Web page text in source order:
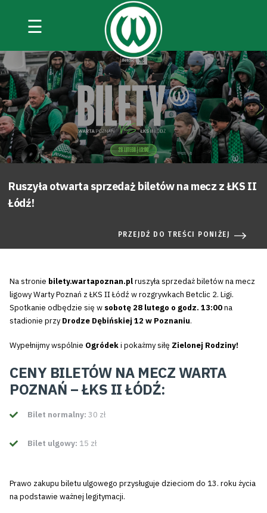
☰
Ruszyła otwarta sprzedaż biletów na mecz z ŁKS II
Łódź!
PRZEJDŹ DO TREŚCI PONIŻEJ
Na stronie bilety.wartapoznan.plruszyła sprzedaż biletów na mecz
ligowy Warty Poznań z ŁKS II Łódźw rozgrywkach Betclic 2. Ligi.
Spotkanie odbędzie się w sobotę 28 lutego o godz. 13:00na
stadionie przyDrodze Dębińskiej 12 w Poznaniu.
Wypełnijmy wspólnie Ogródeki pokażmy siłę Zielonej Rodziny!
CENY BILETÓW NA MECZ WARTA
POZNAŃ – ŁKS II ŁÓDŹ:
Bilet normalny: 30 zł
Bilet ulgowy: 15 zł
Prawo zakupu biletu ulgowego przysługuje dzieciom do 13. roku życia
na podstawie ważnej legitymacji.